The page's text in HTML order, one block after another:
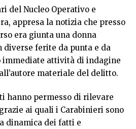
del Nucleo Operativo e
appresa la notizia che presso
era giunta una donna
diverse ferite da punta e da
immediate attività di indagine
materiale del delitto.
hanno permesso di rilevare
ai quali i Carabinieri sono
dinamica dei fatti e